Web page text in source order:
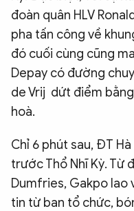
đoàn quân HLV
pha tấn công về
đó cuối cùng cũng
Depay có đường
de Vrij dứt điểm
hoà.
Chỉ 6 phút sau, ĐT
trước Thổ Nhĩ Kỳ. Từ
Dumfries, Gakpo lao
tin từ ban tổ chức,